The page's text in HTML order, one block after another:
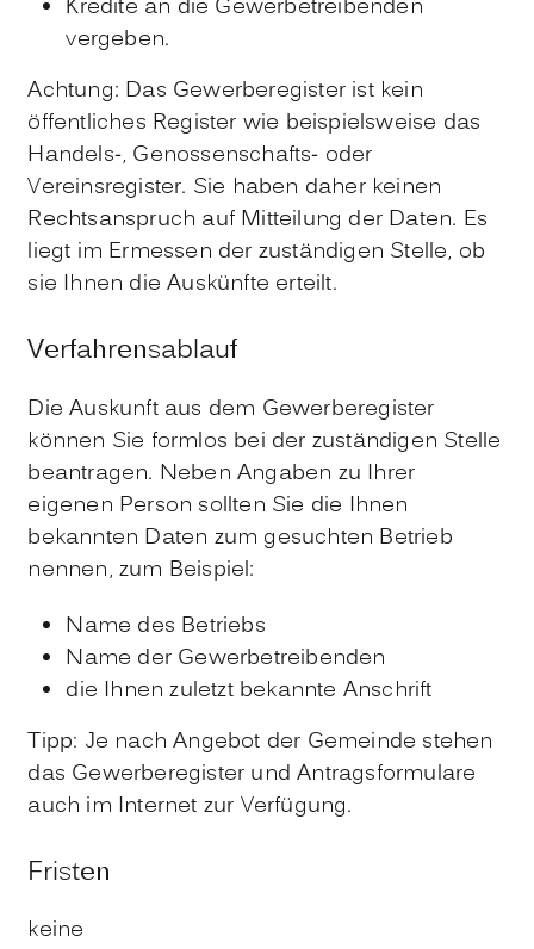
Kredite an die Gewerbetreibenden
vergeben.
Achtung: Das Gewerberegister ist kein
öffentliches Register wie beispielsweise das
Handels-, Genossenschafts- oder
Vereinsregister. Sie haben daher keinen
Rechtsanspruch auf Mitteilung der Daten. Es
liegt im Ermessen der zuständigen Stelle, ob
sie Ihnen die Auskünfte erteilt.
Verfahrensablauf
Die Auskunft aus dem Gewerberegister
können Sie formlos bei der zuständigen Stelle
beantragen. Neben Angaben zu Ihrer
eigenen Person sollten Sie die Ihnen
bekannten Daten zum gesuchten Betrieb
nennen, zum Beispiel:
Name des Betriebs
Name der Gewerbetreibenden
die Ihnen zuletzt bekannte Anschrift
Tipp: Je nach Angebot der Gemeinde stehen
das Gewerberegister und Antragsformulare
auch im Internet zur Verfügung.
Fristen
keine